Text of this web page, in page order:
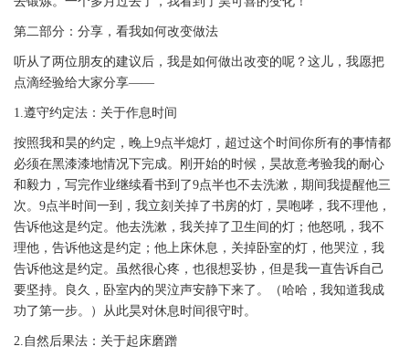
第二部分：分享，看我如何改变做法
听从了两位朋友的建议后，我是如何做出改变的呢？这儿，我愿把
点滴经验给大家分享——
1.遵守约定法：关于作息时间
按照我和昊的约定，晚上9点半熄灯，超过这个时间你所有的事情都
必须在黑漆漆地情况下完成。刚开始的时候，昊故意考验我的耐心
和毅力，写完作业继续看书到了9点半也不去洗漱，期间我提醒他三
次。9点半时间一到，我立刻关掉了书房的灯，昊咆哮，我不理他，
告诉他这是约定。他去洗漱，我关掉了卫生间的灯；他怒吼，我不
理他，告诉他这是约定；他上床休息，关掉卧室的灯，他哭泣，我
告诉他这是约定。虽然很心疼，也很想妥协，但是我一直告诉自己
要坚持。良久，卧室内的哭泣声安静下来了。（哈哈，我知道我成
功了第一步。）从此昊对休息时间很守时。
2.自然后果法：关于起床磨蹭